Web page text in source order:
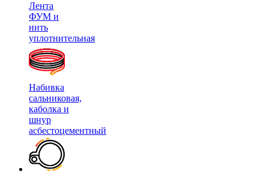
Лента
ФУМ и
нить
уплотнительная
Набивка
сальниковая,
каболка и
шнур
асбестоцементный